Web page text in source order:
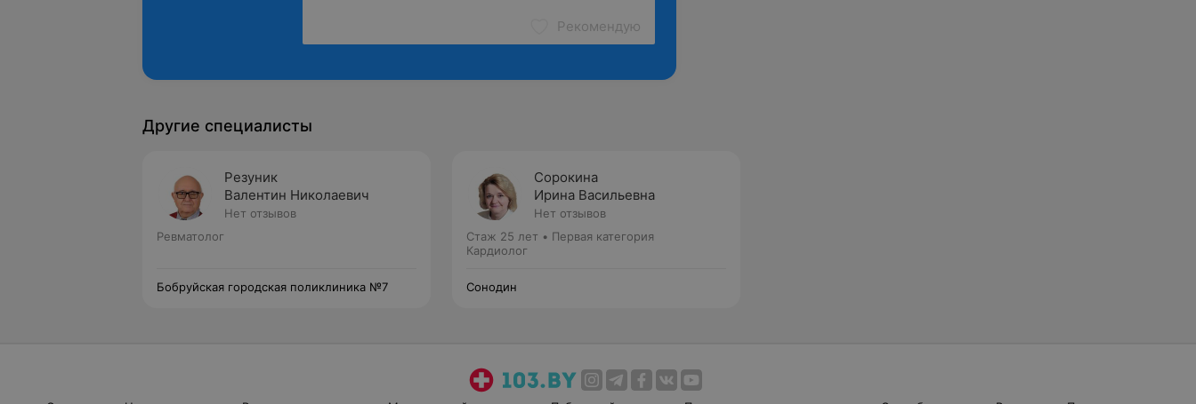
Рекомендую
Другие специалисты
Резуник
Валентин Николаевич
Нет отзывов
Ревматолог
Бобруйская городская поликлиника №7
Сорокина
Ирина Васильевна
Нет отзывов
Стаж 25 лет • Первая категория
Кардиолог
Сонодин